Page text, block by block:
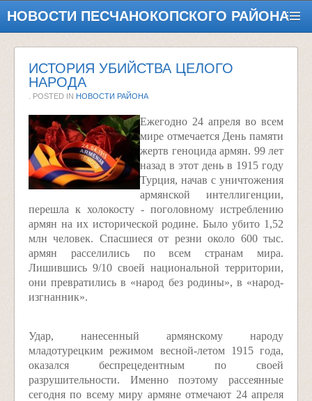
НОВОСТИ ПЕСЧАНОКОПСКОГО РАЙОНА
ИСТОРИЯ УБИЙСТВА ЦЕЛОГО
НАРОДА
. POSTED IN НОВОСТИ РАЙОНА
Ежегодно 24 апреля во всем
мире отмечается День памяти
жертв геноцида армян. 99 лет
назад в этот день в 1915 году
Турция, начав с уничтожения
армянской интеллигенции,
перешла к холокосту - поголовному истреблению
армян на их исторической родине. Было убито 1,52
млн человек. Спасшиеся от резни около 600 тыс.
армян расселились по всем странам мира.
Лишившись 9/10 своей национальной территории,
они превратились в «народ без родины», в «народ-
изгнанник».
Удар, нанесенный армянскому народу
младотурецким режимом весной-летом 1915 года,
оказался беспрецедентным по своей
разрушительности. Именно поэтому рассеянные
сегодня по всему миру армяне отмечают 24 апреля